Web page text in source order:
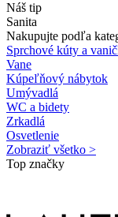
Náš tip
Sanita
Nakupujte podľa
Sprchové kúty a
Vane
Kúpeľňový nábytok
Umývadlá
WC a bidety
Zrkadlá
Osvetlenie
Zobraziť všetko >
Top značky